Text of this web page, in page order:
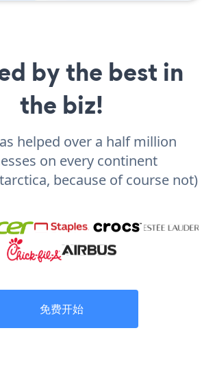
by the best in
the biz!
helped over a half million
on every continent
because of course not)
免费开始